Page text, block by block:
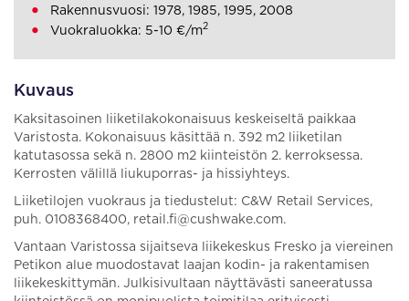
Kuvaus
Kaksitasoinen liiketilakokonaisuus keskeiseltä paikkaa
Varistosta. Kokonaisuus käsittää n. 392 m2 liiketilan
katutasossa sekä n. 2800 m2 kiinteistön 2. kerroksessa.
Kerrosten välillä liukuporras- ja hissiyhteys.
Liiketilojen vuokraus ja tiedustelut: C&W Retail Services,
puh. 0108368400, retail.fi@cushwake.com.
Vantaan Varistossa sijaitseva liikekeskus Fresko ja viereinen
Petikon alue muodostavat laajan kodin- ja rakentamisen
liikekeskittymän. Julkisivultaan näyttävästi saneeratussa
Rakennusvuosi: 1978, 1985, 1995, 2008
Vuokraluokka: 5-10 €/m2